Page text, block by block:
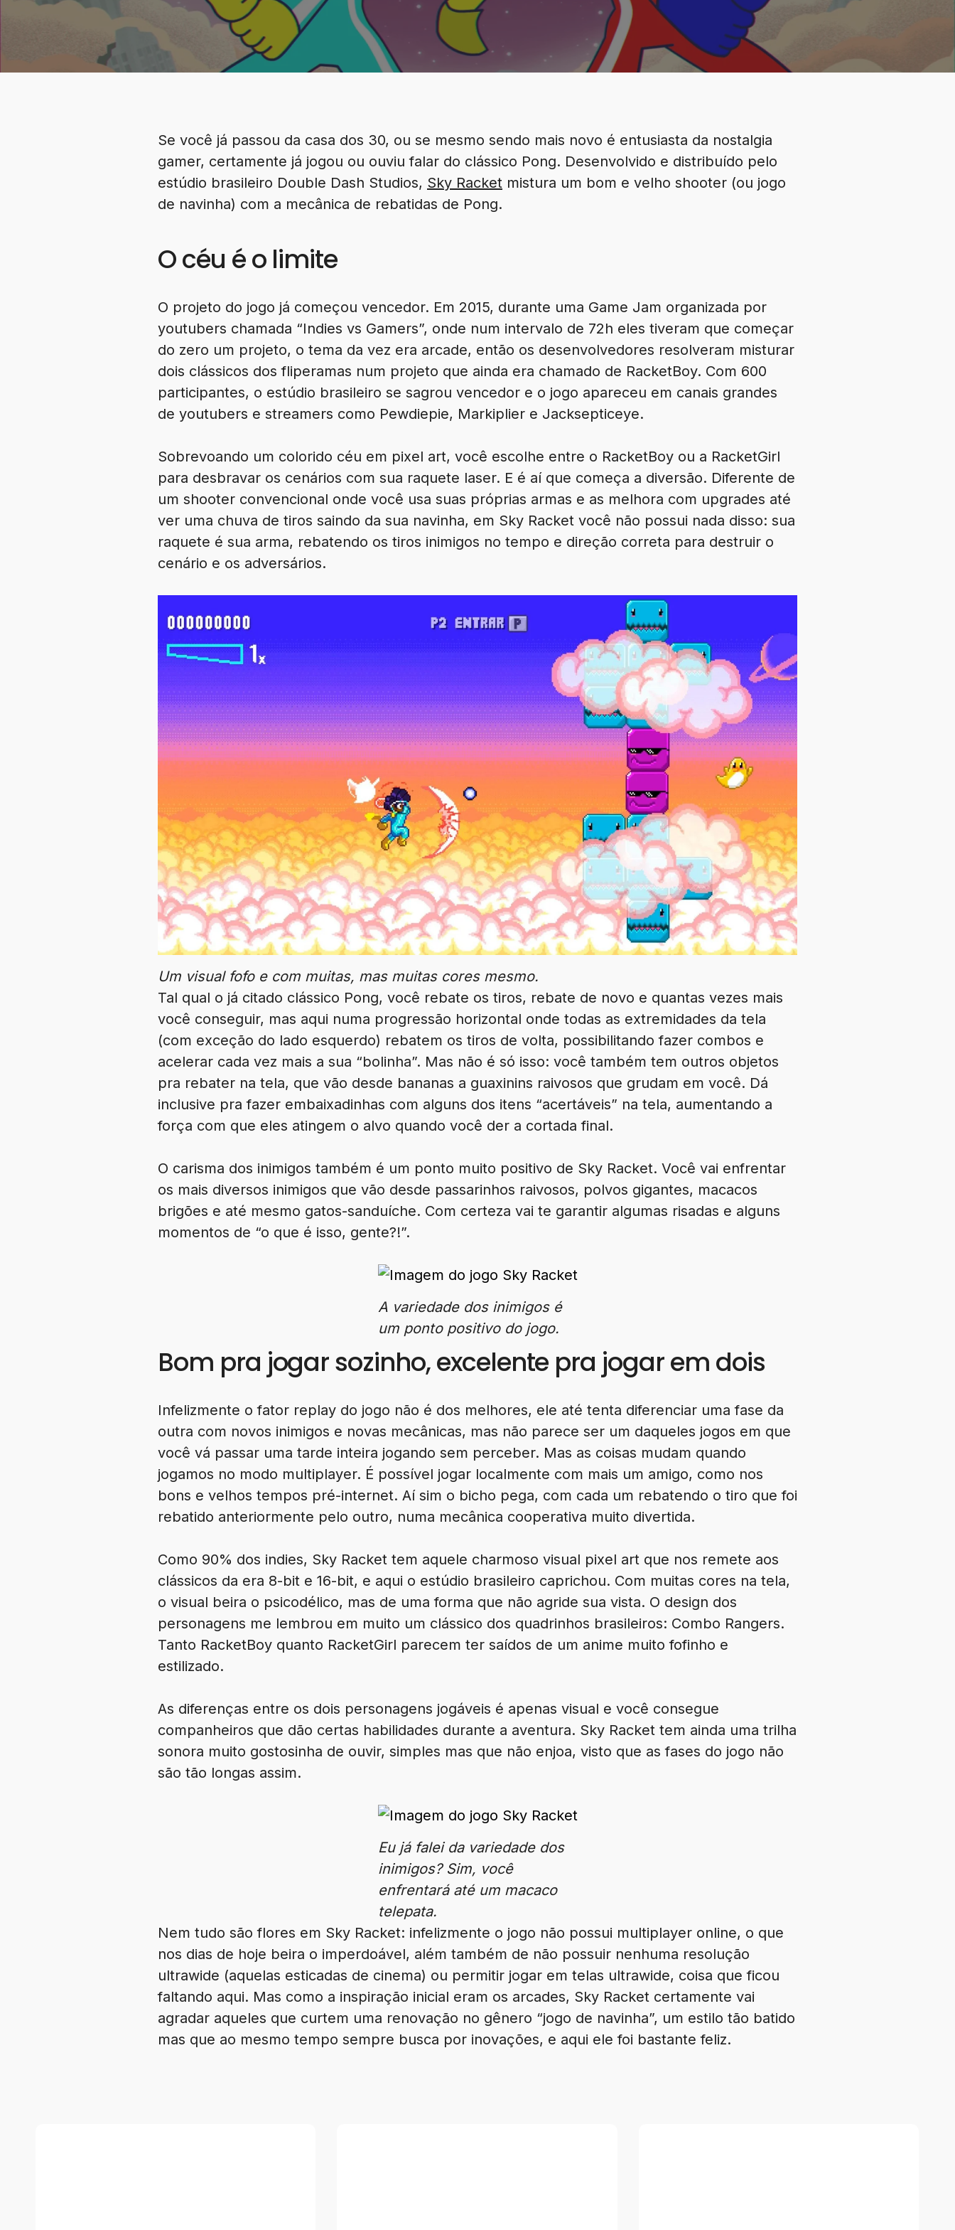
Se você já passou da casa dos 30, ou se mesmo sendo mais novo é entusiasta da nostalgia
gamer, certamente já jogou ou ouviu falar do clássico Pong. Desenvolvido e distribuído pelo
estúdio brasileiro Double Dash Studios, Sky Racket mistura um bom e velho shooter (ou jogo
de navinha) com a mecânica de rebatidas de Pong.
O céu é o limite
O projeto do jogo já começou vencedor. Em 2015, durante uma Game Jam organizada por
youtubers chamada “Indies vs Gamers”, onde num intervalo de 72h eles tiveram que começar
do zero um projeto, o tema da vez era arcade, então os desenvolvedores resolveram misturar
dois clássicos dos fliperamas num projeto que ainda era chamado de RacketBoy. Com 600
participantes, o estúdio brasileiro se sagrou vencedor e o jogo apareceu em canais grandes
de youtubers e streamers como Pewdiepie, Markiplier e Jacksepticeye.
Sobrevoando um colorido céu em pixel art, você escolhe entre o RacketBoy ou a RacketGirl
para desbravar os cenários com sua raquete laser. E é aí que começa a diversão. Diferente de
um shooter convencional onde você usa suas próprias armas e as melhora com upgrades até
ver uma chuva de tiros saindo da sua navinha, em Sky Racket você não possui nada disso: sua
raquete é sua arma, rebatendo os tiros inimigos no tempo e direção correta para destruir o
cenário e os adversários.
Um visual fofo e com muitas, mas muitas cores mesmo.
Tal qual o já citado clássico Pong, você rebate os tiros, rebate de novo e quantas vezes mais
você conseguir, mas aqui numa progressão horizontal onde todas as extremidades da tela
(com exceção do lado esquerdo) rebatem os tiros de volta, possibilitando fazer combos e
acelerar cada vez mais a sua “bolinha”. Mas não é só isso: você também tem outros objetos
pra rebater na tela, que vão desde bananas a guaxinins raivosos que grudam em você. Dá
inclusive pra fazer embaixadinhas com alguns dos itens “acertáveis” na tela, aumentando a
força com que eles atingem o alvo quando você der a cortada final.
O carisma dos inimigos também é um ponto muito positivo de Sky Racket. Você vai enfrentar
os mais diversos inimigos que vão desde passarinhos raivosos, polvos gigantes, macacos
brigões e até mesmo gatos-sanduíche. Com certeza vai te garantir algumas risadas e alguns
momentos de “o que é isso, gente?!”.
A variedade dos inimigos é
um ponto positivo do jogo.
Bom pra jogar sozinho, excelente pra jogar em dois
Infelizmente o fator replay do jogo não é dos melhores, ele até tenta diferenciar uma fase da
outra com novos inimigos e novas mecânicas, mas não parece ser um daqueles jogos em que
você vá passar uma tarde inteira jogando sem perceber. Mas as coisas mudam quando
jogamos no modo multiplayer. É possível jogar localmente com mais um amigo, como nos
bons e velhos tempos pré-internet. Aí sim o bicho pega, com cada um rebatendo o tiro que foi
rebatido anteriormente pelo outro, numa mecânica cooperativa muito divertida.
Como 90% dos indies, Sky Racket tem aquele charmoso visual pixel art que nos remete aos
clássicos da era 8-bit e 16-bit, e aqui o estúdio brasileiro caprichou. Com muitas cores na tela,
o visual beira o psicodélico, mas de uma forma que não agride sua vista. O design dos
personagens me lembrou em muito um clássico dos quadrinhos brasileiros: Combo Rangers.
Tanto RacketBoy quanto RacketGirl parecem ter saídos de um anime muito fofinho e
estilizado.
As diferenças entre os dois personagens jogáveis é apenas visual e você consegue
companheiros que dão certas habilidades durante a aventura. Sky Racket tem ainda uma trilha
sonora muito gostosinha de ouvir, simples mas que não enjoa, visto que as fases do jogo não
são tão longas assim.
Eu já falei da variedade dos
inimigos? Sim, você
enfrentará até um macaco
telepata.
Nem tudo são flores em Sky Racket: infelizmente o jogo não possui multiplayer online, o que
nos dias de hoje beira o imperdoável, além também de não possuir nenhuma resolução
ultrawide (aquelas esticadas de cinema) ou permitir jogar em telas ultrawide, coisa que ficou
faltando aqui. Mas como a inspiração inicial eram os arcades, Sky Racket certamente vai
agradar aqueles que curtem uma renovação no gênero “jogo de navinha”, um estilo tão batido
mas que ao mesmo tempo sempre busca por inovações, e aqui ele foi bastante feliz.